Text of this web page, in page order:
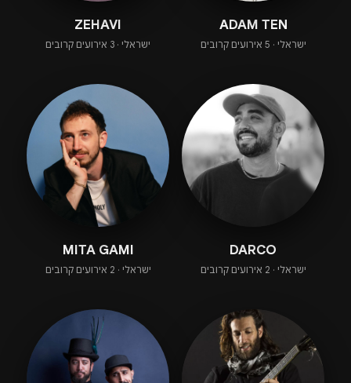
ADAM TEN
ישראלי · 5 אירועים קרובים
ZEHAVI
ישראלי · 3 אירועים קרובים
DARCO
ישראלי · 2 אירועים קרובים
MITA GAMI
ישראלי · 2 אירועים קרובים